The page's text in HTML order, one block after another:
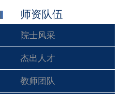
师资队伍
院士风采
杰出人才
教师团队